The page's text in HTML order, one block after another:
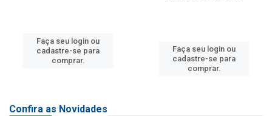
Faça seu login ou
cadastre-se para
comprar.
Faça seu login ou
cadastre-se para
comprar.
Confira as Novidades